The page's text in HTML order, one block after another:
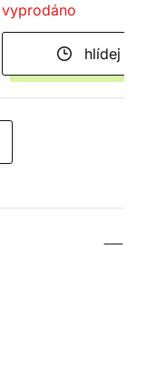
vyprodáno
hlídej